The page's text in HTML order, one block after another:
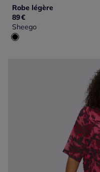
Robe légère
89€
Sheego